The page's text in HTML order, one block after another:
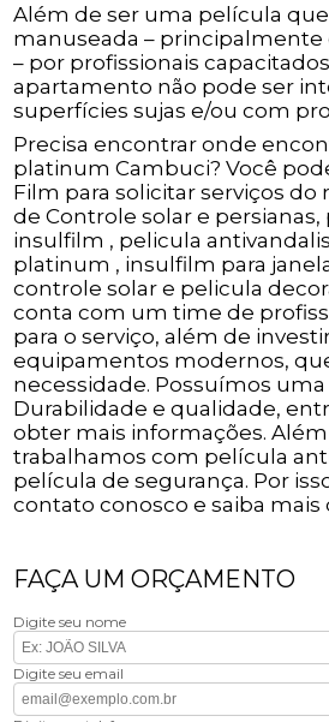
Além de ser uma película
manuseada – principalmente
– por profissionais
apartamento não pode ser
superfícies sujas e/ou com
Precisa encontrar onde
platinum Cambuci? Você
Film para solicitar serviços do
de Controle solar e
insulfilm , pelicula
platinum , insulfilm para
controle solar e pelicula
conta com um time de
para o serviço, além de
equipamentos modernos,
necessidade. Possuímos
Durabilidade e qualidade,
obter mais informações.
trabalhamos com película
película de segurança. Por
contato conosco e saiba mais
FAÇA UM ORÇAMENTO
Digite seu nome
Digite seu email